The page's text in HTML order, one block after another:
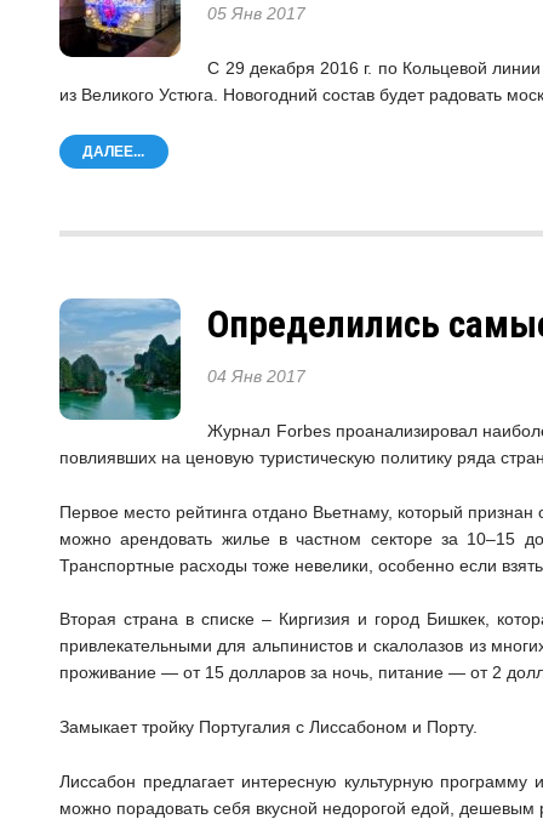
05 Янв 2017
С 29 декабря 2016 г. по Кольцевой
из Великого Устюга. Новогодний состав будет радовать
ДАЛЕЕ...
Определились
04 Янв 2017
Журнал Forbes проанализировал
повлиявших на ценовую туристическую политику ряда
Первое место рейтинга отдано Вьетнаму, который
можно арендовать жилье в частном секторе за 10–15
Транспортные расходы тоже невелики, особенно если
Вторая страна в списке – Киргизия и город Бишкек,
привлекательными для альпинистов и скалолазов из
проживание — от 15 долларов за ночь, питание — от 2
Замыкает тройку Португалия с Лиссабоном и Порту.
Лиссабон предлагает интересную культурную
можно порадовать себя вкусной недорогой едой,